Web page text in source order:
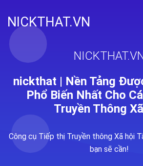
NICKTHAT.VN
nickthat | Nền Tảng
Phổ Biến Nhất Cho
Truyền Thông
Công cụ Tiếp thị Truyền thông Xã hội
bạn sẽ cần!